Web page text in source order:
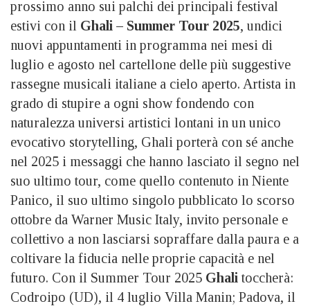
prossimo anno sui palchi dei principali festival
estivi con il Ghali – Summer Tour 2025, undici
nuovi appuntamenti in programma nei mesi di
luglio e agosto nel cartellone delle più suggestive
rassegne musicali italiane a cielo aperto. Artista in
grado di stupire a ogni show fondendo con
naturalezza universi artistici lontani in un unico
evocativo storytelling, Ghali porterà con sé anche
nel 2025 i messaggi che hanno lasciato il segno nel
suo ultimo tour, come quello contenuto in Niente
Panico, il suo ultimo singolo pubblicato lo scorso
ottobre da Warner Music Italy, invito personale e
collettivo a non lasciarsi sopraffare dalla paura e a
coltivare la fiducia nelle proprie capacità e nel
futuro. Con il Summer Tour 2025 Ghali toccherà:
Codroipo (UD), il 4 luglio Villa Manin; Padova, il